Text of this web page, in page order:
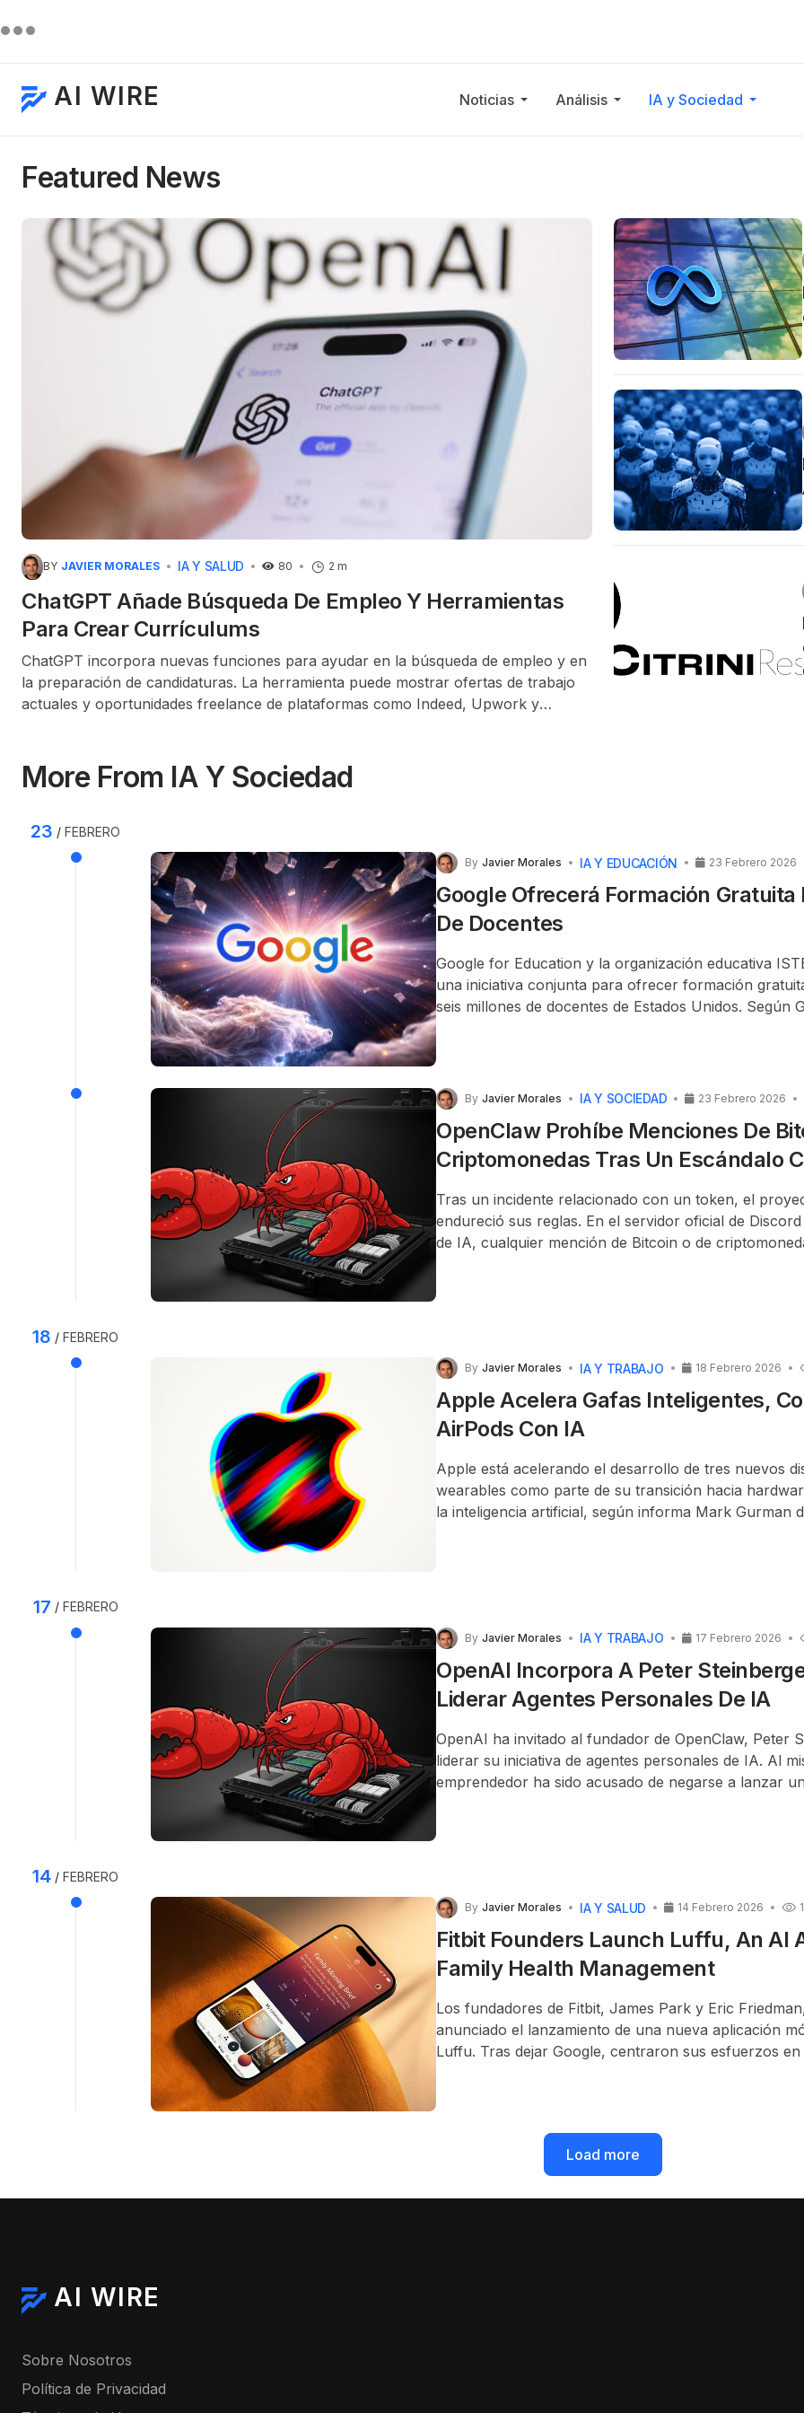
AI WIRE Noticias Análisis IA y Sociedad
Featured News
BY JAVIER MORALES IA Y SALUD 80 2 m
ChatGPT Añade Búsqueda De Empleo Y Herramientas
Para Crear Currículums
ChatGPT incorpora nuevas funciones para ayudar en la búsqueda de empleo y en
la preparación de candidaturas. La herramienta puede mostrar ofertas de trabajo
actuales y oportunidades freelance de plataformas como Indeed, Upwork y
More From IA Y Sociedad
23 FEBRERO
By Javier Morales IA Y EDUCACIÓN 23 Febrero 2026
Google Ofrecerá Formación Gratuita
De Docentes
Google for Education y la organización educativa
una iniciativa conjunta para ofrecer formación
seis millones de docentes de Estados Unidos. Según
estudiantes— utilicen la IA de forma segura en el
serán breves, prácticos y con ejemplos concretos
enseñanza. La iniciativa comenzará en los próximos
docentes interesados podrán registrarse mediante
By Javier Morales IA Y SOCIEDAD 23 Febrero 2026
OpenClaw Prohíbe Menciones De
Criptomonedas Tras Un Escándalo
Tras un incidente relacionado con un token, el
endureció sus reglas. En el servidor oficial de
de IA, cualquier mención de Bitcoin o de
18 FEBRERO
By Javier Morales IA Y TRABAJO 18 Febrero 2026
Apple Acelera Gafas Inteligentes,
AirPods Con IA
Apple está acelerando el desarrollo de tres nuevos
wearables como parte de su transición hacia
la inteligencia artificial, según informa Mark Gurman
17 FEBRERO
By Javier Morales IA Y TRABAJO 17 Febrero 2026
OpenAI Incorpora A Peter
Liderar Agentes Personales De IA
OpenAI ha invitado al fundador de OpenClaw, Peter
liderar su iniciativa de agentes personales de IA. Al
emprendedor ha sido acusado de negarse a lanzar
14 FEBRERO
By Javier Morales IA Y SALUD 14 Febrero 2026
Fitbit Founders Launch Luffu, An AI
Family Health Management
Los fundadores de Fitbit, James Park y Eric
anunciado el lanzamiento de una nueva aplicación
Luffu. Tras dejar Google, centraron sus esfuerzos en
Load more
AI WIRE
Sobre Nosotros
Política de Privacidad